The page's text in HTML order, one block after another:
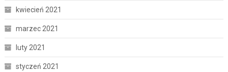
kwiecień 2021
marzec 2021
luty 2021
styczeń 2021